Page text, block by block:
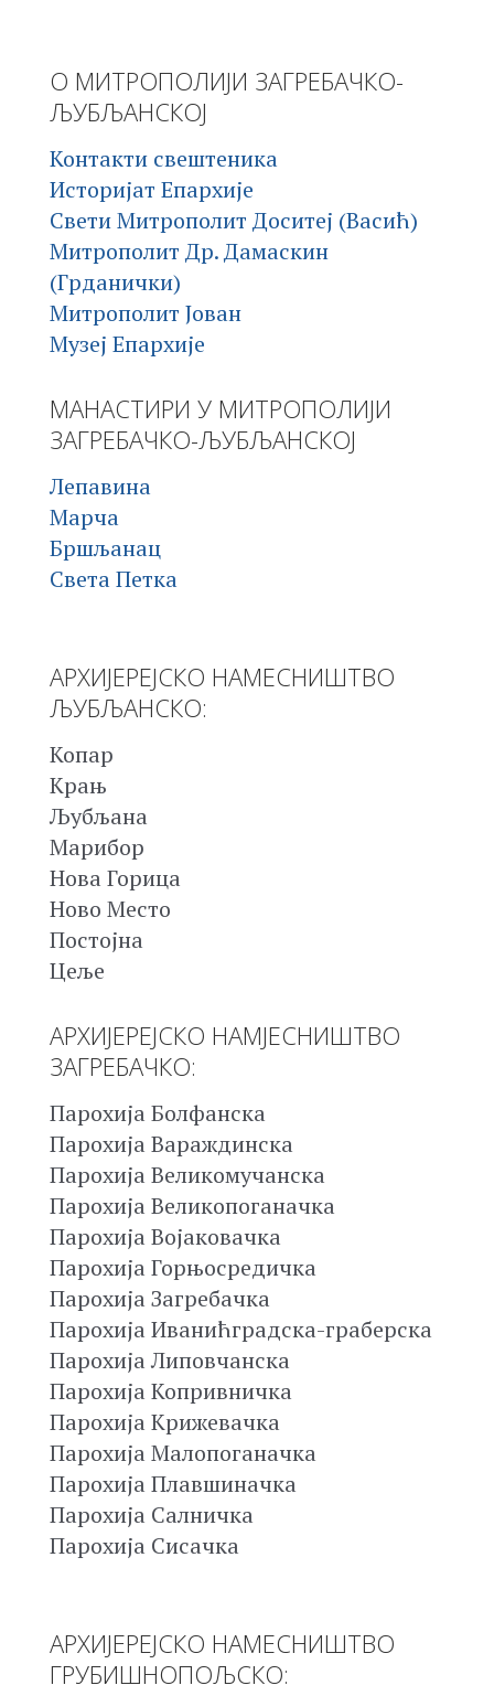
О МИТРОПОЛИЈИ ЗАГРЕБАЧКО-
ЉУБЉАНСКОЈ
Контакти свештеника
Историјат Епархије
Свети Митрополит Доситеј (Васић)
Митрополит Др. Дамаскин
(Грданички)
Митрополит Јован
Музеј Епархије
МАНАСТИРИ У МИТРОПОЛИЈИ
ЗАГРЕБАЧКО-ЉУБЉАНСКОЈ
Лепавина
Марча
Бршљанац
Света Петка
АРХИЈЕРЕЈСКО НАМЕСНИШТВО
ЉУБЉАНСКО:
Копар
Крањ
Љубљана
Марибор
Нова Горица
Ново Место
Постојна
Цеље
АРХИЈЕРЕЈСКО НАМЈЕСНИШТВО
ЗАГРЕБАЧКО:
Парохија Болфанска
Парохија Вараждинска
Парохија Великомучанска
Парохија Великопоганачка
Парохија Војаковачка
Парохија Горњосредичка
Парохија Загребачка
Парохија Иванићградска-граберска
Парохија Липовчанска
Парохија Копривничка
Парохија Крижевачка
Парохија Малопоганачка
Парохија Плавшиначка
Парохија Салничка
Парохија Сисачка
АРХИЈЕРЕЈСКО НАМЕСНИШТВО
ГРУБИШНОПОЉСКО: